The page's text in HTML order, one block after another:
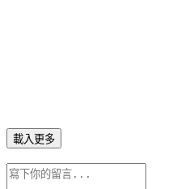
載入更多